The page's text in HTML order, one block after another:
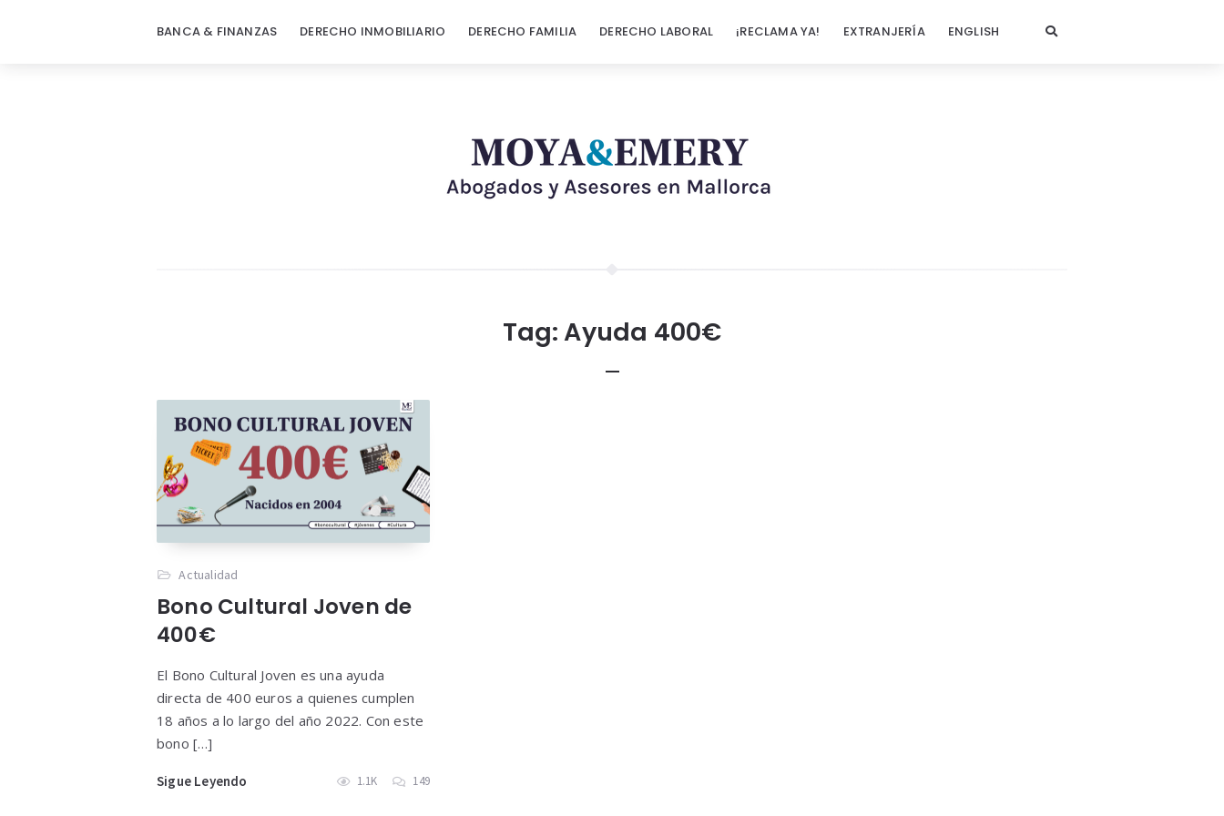
BANCA & FINANZAS DERECHO INMOBILIARIO DERECHO FAMILIA DERECHO LABORAL ¡RECLAMA YA! EXTRANJERÍA ENGLISH
Tag: Ayuda 400€
Actualidad
Bono Cultural Joven de
400€
El Bono Cultural Joven es una ayuda
directa de 400 euros a quienes cumplen
18 años a lo largo del año 2022. Con este
bono […]
Sigue Leyendo 1.1K 149